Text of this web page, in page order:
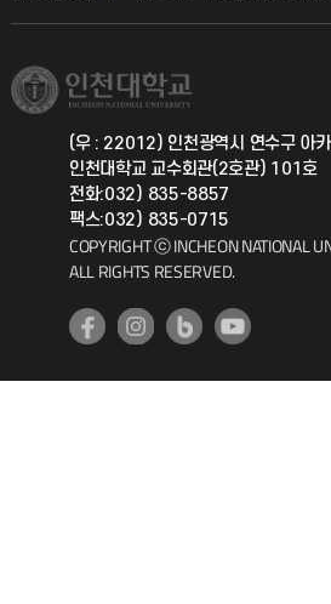
취업정보(학생)
학생서비스 지킴이
총동문회
국제지원과
공자아카데미
기초교육원
(우 : 22012) 인천광역시 연수구 아
인천대학교 교수회관(2호관) 101호
전화:032) 835-8857
팩스:032) 835-0715
COPYRIGHT ⓒ INCHEON NATIONAL
ALL RIGHTS RESERVED.